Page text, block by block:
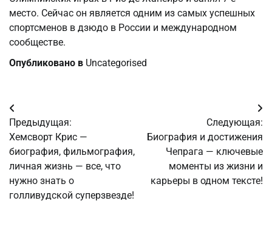
место. Сейчас он является одним из самых успешных
спортсменов в дзюдо в России и международном
сообществе.
Опубликовано в Uncategorised
Навигация
по
записям
Предыдущая:
Хемсворт Крис —
биография, фильмография,
личная жизнь — все, что
нужно знать о
голливудской суперзвезде!
Следующая:
Биография и достижения
Чепрага — ключевые
моменты из жизни и
карьеры в одном тексте!